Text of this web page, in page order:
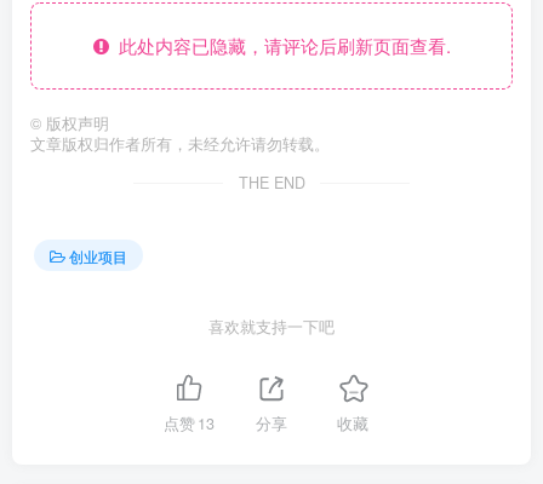
此处内容已隐藏，请评论后刷新页面查看.
© 版权声明
文章版权归作者所有，未经允许请勿转载。
THE END
创业项目
喜欢就支持一下吧
点赞13 分享 收藏